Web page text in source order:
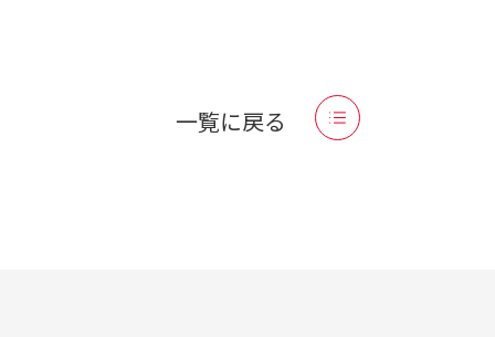
一覧に戻る